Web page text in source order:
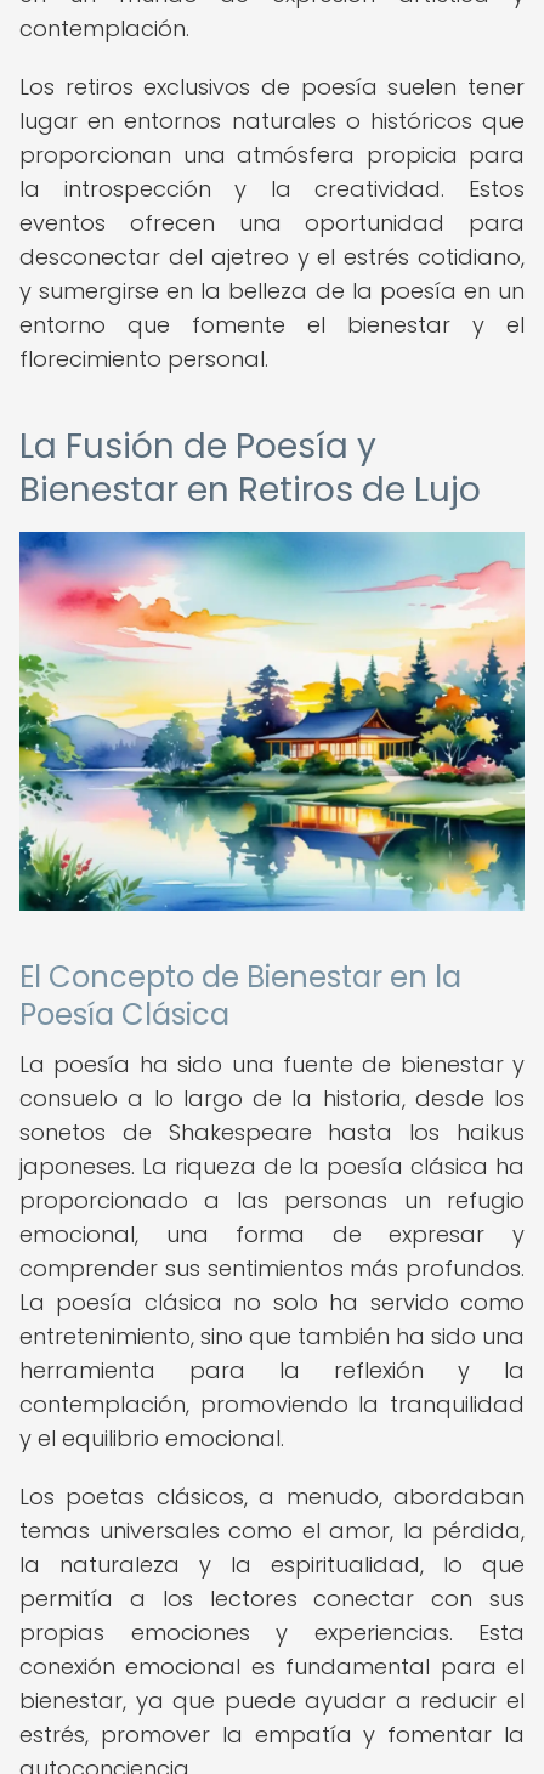
contemplación.
Los retiros exclusivos de poesía suelen tener
lugar en entornos naturales o históricos que
proporcionan una atmósfera propicia para
la introspección y la creatividad. Estos
eventos ofrecen una oportunidad para
desconectar del ajetreo y el estrés cotidiano,
y sumergirse en la belleza de la poesía en un
entorno que fomente el bienestar y el
florecimiento personal.
La Fusión de Poesía y
Bienestar en Retiros de Lujo
El Concepto de Bienestar en la
Poesía Clásica
La poesía ha sido una fuente de bienestar y
consuelo a lo largo de la historia, desde los
sonetos de Shakespeare hasta los haikus
japoneses. La riqueza de la poesía clásica ha
proporcionado a las personas un refugio
emocional, una forma de expresar y
comprender sus sentimientos más profundos.
La poesía clásica no solo ha servido como
entretenimiento, sino que también ha sido una
herramienta para la reflexión y la
contemplación, promoviendo la tranquilidad
y el equilibrio emocional.
Los poetas clásicos, a menudo, abordaban
temas universales como el amor, la pérdida,
la naturaleza y la espiritualidad, lo que
permitía a los lectores conectar con sus
propias emociones y experiencias. Esta
conexión emocional es fundamental para el
bienestar, ya que puede ayudar a reducir el
estrés, promover la empatía y fomentar la